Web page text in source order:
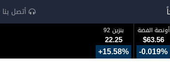
أتصل بنا
أونصة الفضة
$63.56
-0.019%
بنزين 92
22.25
+15.58%